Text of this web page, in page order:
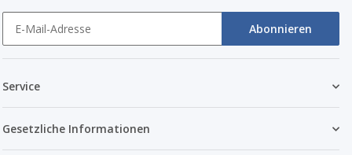
Abonnieren
Service
Gesetzliche Informationen